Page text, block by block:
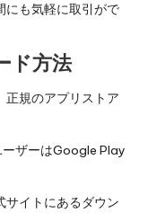
にも気軽に取引がで
ド方法
正規のアプリストア
ザーはGoogle Play
サイトにあるダウン